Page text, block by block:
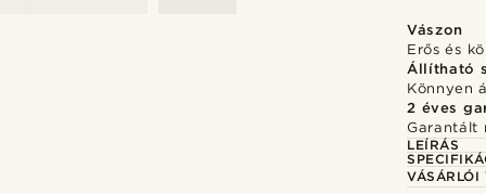
Vászon
Erős és
Állítható
Könnyen
2 éves
Garantált
LEÍRÁS
VÁSÁRLÓI